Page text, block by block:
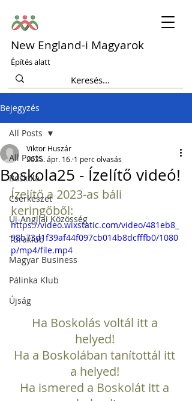
New England-i Magyarok
Építés alatt
Bejegyzés
All Posts
Boskola
Cserkészet
Új-Angliai Közösség
Túraklub
Magyar Business
Pálinka Klub
Újság
All Posts
Boskola25 - Ízelítő videó!
Viktor Huszár
2025. ápr. 16. 1 perc olvasás
Ízelítő a 2023-as báli
keringőből:
https://video.wixstatic.com/video/481eb8_
98b73d1f39af44f097cb014b8dcfffb0/1080
p/mp4/file.mp4
Ha Boskolás voltál itt a
helyed!
Ha a Boskolában tanítottál itt
a helyed!
Ha ismered a Boskolát itt a